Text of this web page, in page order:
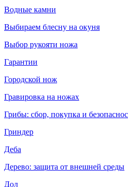
Водные камни
Выбираем блесну на окуня
Выбор рукояти ножа
Гарантии
Городской нож
Гравировка на ножах
Грибы: сбор, покупка и
Гриндер
Деба
Дерево: защита от внешней среды
Дол